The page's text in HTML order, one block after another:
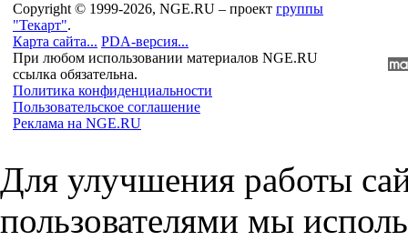
Copyright © 1999-2026, NGE.RU – проект группы
"Текарт".
Карта сайта... PDA-версия...
При любом использовании материалов NGE.RU
ссылка обязательна.
Политика конфиденциальности
Пользовательское соглашение
Реклама на NGE.RU
Для улучшения работы
пользователями мы